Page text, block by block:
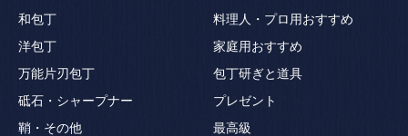
和包丁
洋包丁
万能片刃包丁
砥石・シャープナー
鞘・その他
料理人・プロ用おすすめ
家庭用おすすめ
包丁研ぎと道具
プレゼント
最高級